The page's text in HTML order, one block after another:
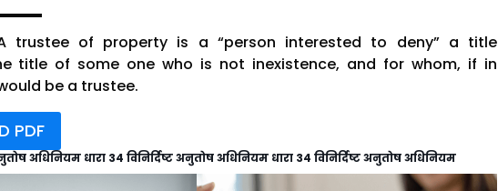
trustee of property is a “person interested to deny” a title
title of some one who is not inexistence, and for whom, if in
be a trustee.
PDF
अधिनियम धारा 34 विनिर्दिष्ट अनुतोष अधिनियम धारा 34 विनिर्दिष्ट अनुतोष अधिनियम